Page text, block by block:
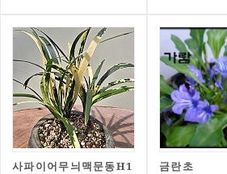
사파이어무늬맥문동H1 금란초